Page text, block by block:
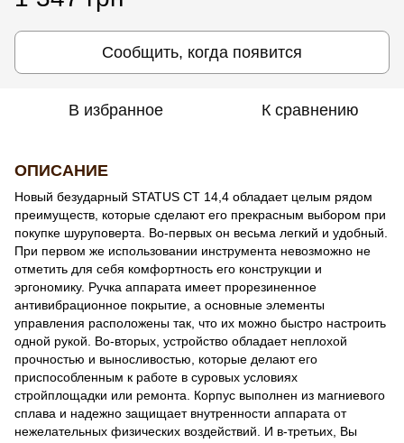
Сообщить, когда появится
В избранное К сравнению
ОПИСАНИЕ
Новый безударный STATUS CT 14,4 обладает целым рядом
преимуществ, которые сделают его прекрасным выбором при
покупке шуруповерта. Во-первых он весьма легкий и удобный.
При первом же использовании инструмента невозможно не
отметить для себя комфортность его конструкции и
эргономику. Ручка аппарата имеет прорезиненное
антивибрационное покрытие, а основные элементы
управления расположены так, что их можно быстро настроить
одной рукой. Во-вторых, устройство обладает неплохой
прочностью и выносливостью, которые делают его
приспособленным к работе в суровых условиях
стройплощадки или ремонта. Корпус выполнен из магниевого
сплава и надежно защищает внутренности аппарата от
нежелательных физических воздействий. И в-третьих, Вы